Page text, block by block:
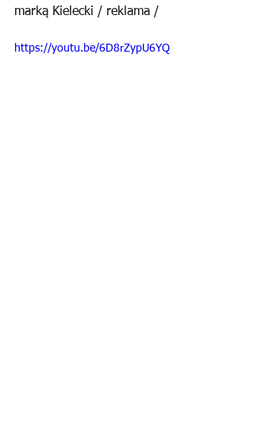
marką Kielecki / reklama /
https://youtu.be/6D8rZypU6YQ